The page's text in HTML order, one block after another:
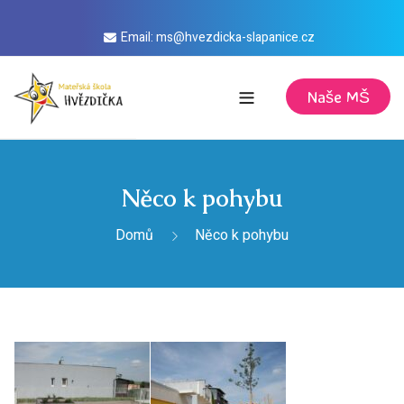
Email: ms@hvezdicka-slapanice.cz
Režim dne
Desatero předškoláka
Desatero pro rodiče
Jídelníček Husova
Úřední deska
Školné
O nás
Naše MŠ
Něco k pohybu
Domů Něco k pohybu